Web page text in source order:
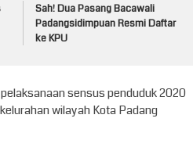
Sah! Dua Pasang Bacawali
Padangsidimpuan Resmi Daftar
ke KPU
sensus penduduk 2020
wilayah Kota Padang